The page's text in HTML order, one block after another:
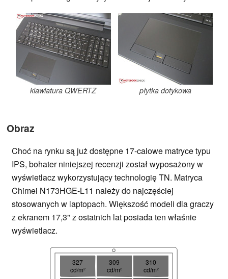
klawiatura QWERTZ płytka dotykowa
Obraz
Choć na rynku są już dostępne 17-calowe matryce typu
IPS, bohater niniejszej recenzji został wyposażony w
wyświetlacz wykorzystujący technologię TN. Matryca
Chimei N173HGE-L11 należy do najczęściej
stosowanych w laptopach. Większość modeli dla graczy
z ekranem 17,3" z ostatnich lat posiada ten właśnie
wyświetlacz.
327
cd/m²
309
cd/m²
310
cd/m²